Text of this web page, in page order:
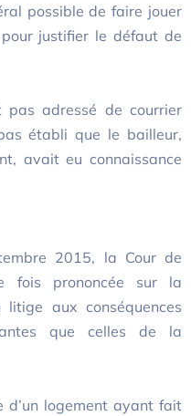
possible de faire jouer
justifier le défaut de
adressé de courrier
établi que le bailleur,
avait eu connaissance
2015, la Cour de
fois prononcée sur la
aux conséquences
que celles de la
d’un logement ayant fait